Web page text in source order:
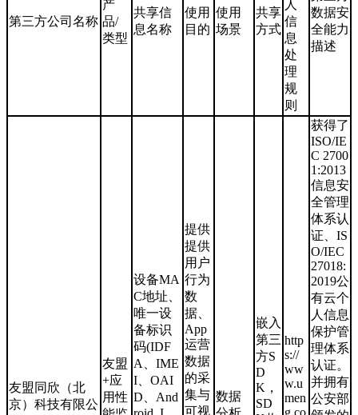
第三方公司名称
产
品/
类型
共享信
息名称
使用
目的
使用
场景
共享
方式
人
信
息
处
理
规
则
数据安
全能力
描述
友盟同欣（北
京）科技有限公
友盟
+应
用性
设备MA
C地址、
唯一设
备标识
码(IDF
A、IME
I、OAI
D、And
提供
提供
用户
行为
数
据、
App
运营
数据
的采
集与
可视
数据
嵌入
第三
方S
D
K，
SD
http
s://
ww
w.u
men
获得了
ISO/IE
C 2700
1:2013
信息安
全管理
体系认
证、IS
O/IEC
27018:
2019公
有云个
人信息
保护管
理体系
认证。
并拥有
公安部